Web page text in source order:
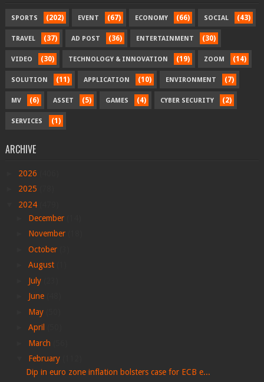
SPORTS (202) EVENT (67) ECONOMY (66) SOCIAL (43)
TRAVEL (37) AD POST (36) ENTERTAINMENT (30)
VIDEO (30) TECHNOLOGY & INNOVATION (19) ZOOM (14)
SOLUTION (11) APPLICATION (10) ENVIRONMENT (7)
MV (6) ASSET (5) GAMES (4) CYBER SECURITY (2)
SERVICES (1)
ARCHIVE
2026
2025
2024
December
November
October
August
July
June
May
April
March
February
Dip in euro zone inflation bolsters case for ECB e...